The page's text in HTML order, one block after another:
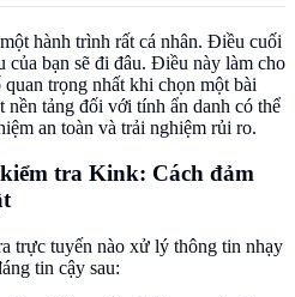
hành trình rất cá nhân. Điều cuối
của bạn sẽ đi đâu. Điều này làm cho
trọng nhất khi chọn một bài
tảng đối với tính ẩn danh có thể
an toàn và trải nghiệm rủi ro.
tra Kink: Cách đảm
trực tuyến nào xử lý thông tin nhạy
tin cậy sau: